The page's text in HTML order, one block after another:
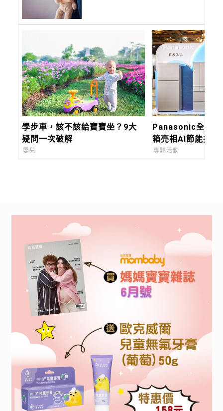
學步車，該不該給寶寶坐？9大
疑問一次破解
嬰兒
Panasonic全新
箱亮相AI節能技術
升級保鮮科技 融
專題活動